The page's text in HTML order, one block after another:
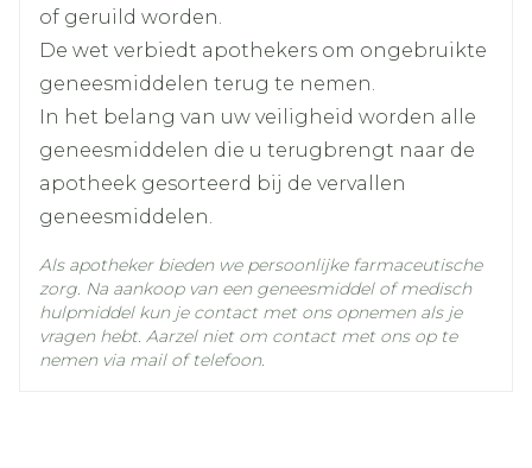
geabsorbeerde hoeveelheid verminderd is.
De tests zullen onderzoeken of de
malariaparasiet weg is uit uw bloed.  als u
een ernstige nierziekte heeft, schrijft uw arts
u misschien een ander geneesmiddel voor. 
als u een bepaald type infectie krijgt terwijl u
behandeld wordt met Atovaquone/Proguanil
EG, schrijft uw arts u misschien een ander
type geneesmiddel voor in plaats van
Atovaquone/Proguanil EG.  als de malaria
behandeld wordt, maar daarna herhaaldelijk
Behoud
Kamertemperatuur (15°C -
25°C)
of geruild worden.
De wet verbiedt apothekers om ongebruikte
geneesmiddelen terug te nemen.
In het belang van uw veiligheid worden alle
geneesmiddelen die u terugbrengt naar de
apotheek gesorteerd bij de vervallen
geneesmiddelen.
Als apotheker bieden we persoonlijke farmaceutische
zorg. Na aankoop van een geneesmiddel of medisch
hulpmiddel kun je contact met ons opnemen als je
vragen hebt. Aarzel niet om contact met ons op te
nemen via mail of telefoon.